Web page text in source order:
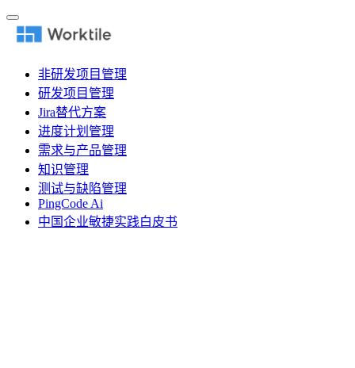
非研发项目管理
研发项目管理
Jira替代方案
进度计划管理
需求与产品管理
知识管理
测试与缺陷管理
PingCode Ai
中国企业敏捷实践白皮书